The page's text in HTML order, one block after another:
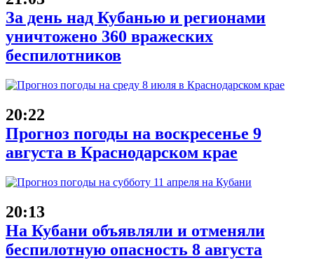
За день над Кубанью и регионами
уничтожено 360 вражеских
беспилотников
20:22
Прогноз погоды на воскресенье 9
августа в Краснодарском крае
20:13
На Кубани объявляли и отменяли
беспилотную опасность 8 августа